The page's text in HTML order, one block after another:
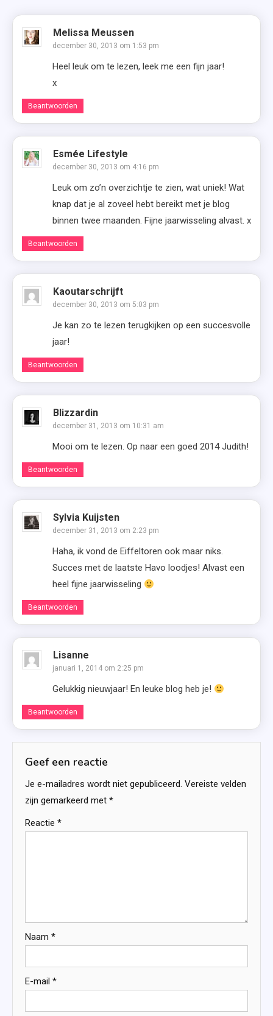
Melissa Meussen
december 30, 2013 om 1:53 pm
Heel leuk om te lezen, leek me een fijn jaar!
x
Beantwoorden
Esmée Lifestyle
december 30, 2013 om 4:16 pm
Leuk om zo’n overzichtje te zien, wat uniek! Wat
knap dat je al zoveel hebt bereikt met je blog
binnen twee maanden. Fijne jaarwisseling alvast. x
Beantwoorden
Kaoutarschrijft
december 30, 2013 om 5:03 pm
Je kan zo te lezen terugkijken op een succesvolle
jaar!
Beantwoorden
Blizzardin
december 31, 2013 om 10:31 am
Mooi om te lezen. Op naar een goed 2014 Judith!
Beantwoorden
Sylvia Kuijsten
december 31, 2013 om 2:23 pm
Haha, ik vond de Eiffeltoren ook maar niks.
Succes met de laatste Havo loodjes! Alvast een
heel fijne jaarwisseling
Beantwoorden
Lisanne
januari 1, 2014 om 2:25 pm
Gelukkig nieuwjaar! En leuke blog heb je!
Beantwoorden
Geef een reactie
Je e-mailadres wordt niet gepubliceerd. Vereiste velden
zijn gemarkeerd met *
Reactie *
Naam *
E-mail *